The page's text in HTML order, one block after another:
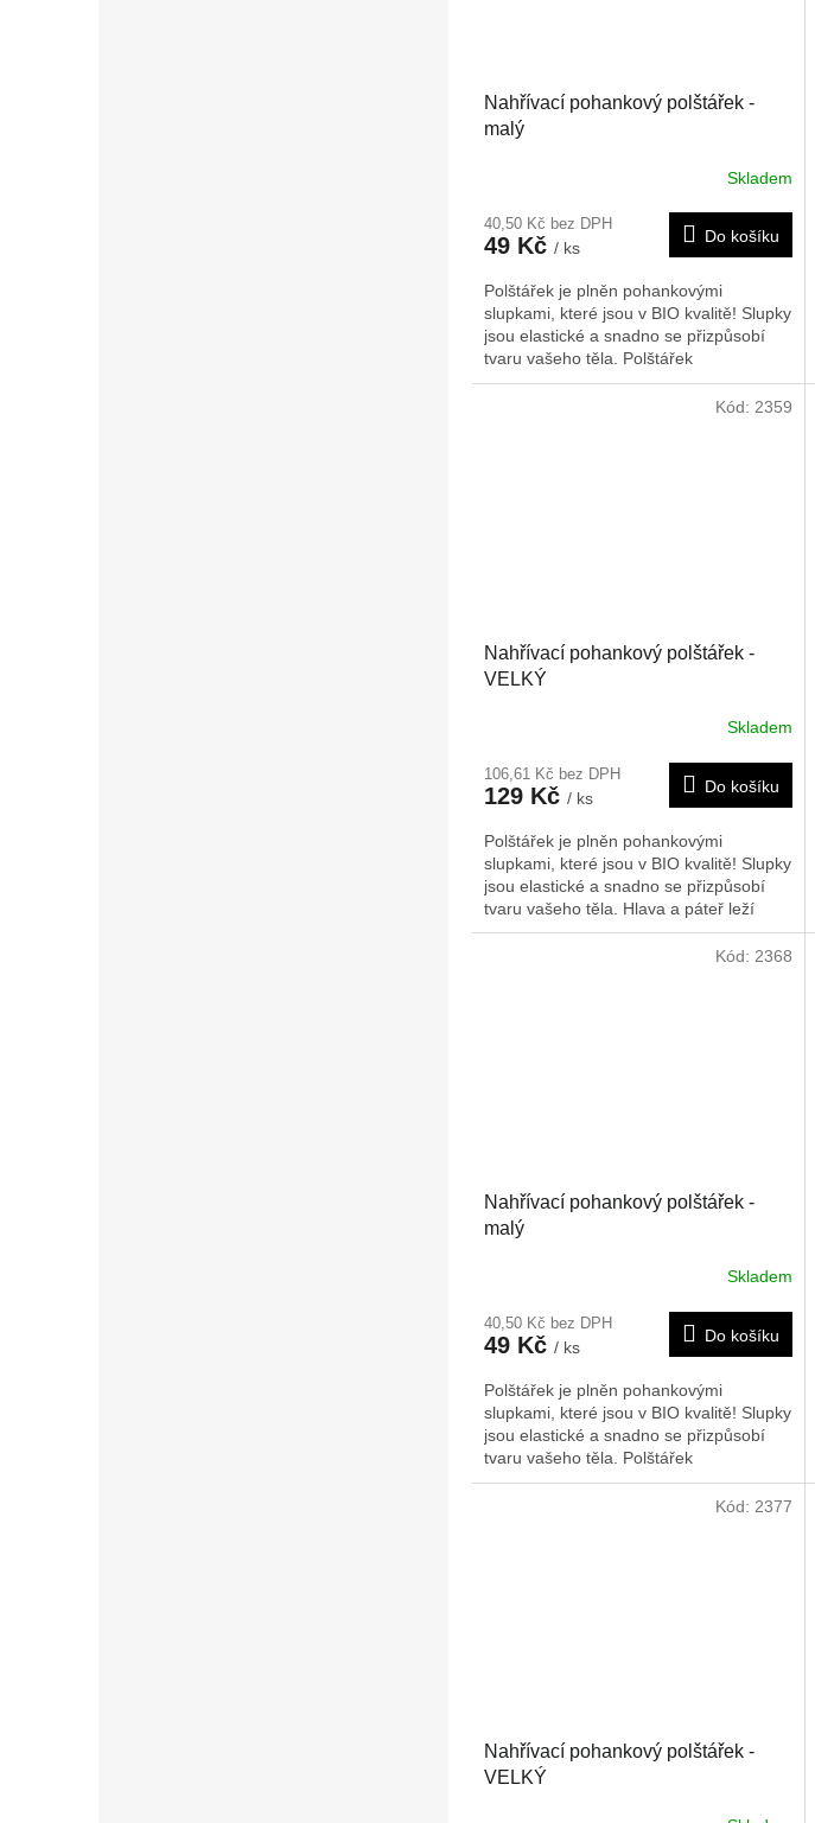
Nahřívací pohankový polštářek -
malý
Skladem
40,50 Kč bez DPH
49 Kč / ks
Do košíku
Polštářek je plněn pohankovými
slupkami, které jsou v BIO kvalitě! Slupky
jsou elastické a snadno se přizpůsobí
tvaru vašeho těla. Polštářek
doporučujeme nahřát na radiátorech, v
mikrovlnné troubě nebo slunci. Je možné
Nahřívací pohankový polštářek -
VELKÝ
Skladem
106,61 Kč bez DPH
129 Kč / ks
Do košíku
Polštářek je plněn pohankovými
slupkami, které jsou v BIO kvalitě! Slupky
jsou elastické a snadno se přizpůsobí
tvaru vašeho těla. Hlava a páteř leží
měkce a jsou celou noc optimálně
Kód: 2359
Nahřívací pohankový polštářek -
malý
Skladem
40,50 Kč bez DPH
49 Kč / ks
Do košíku
Polštářek je plněn pohankovými
slupkami, které jsou v BIO kvalitě! Slupky
jsou elastické a snadno se přizpůsobí
tvaru vašeho těla. Polštářek
doporučujeme nahřát na radiátorech, v
mikrovlnné troubě nebo slunci. Je možné
Kód: 2368
Nahřívací pohankový polštářek -
VELKÝ
Kód: 2377